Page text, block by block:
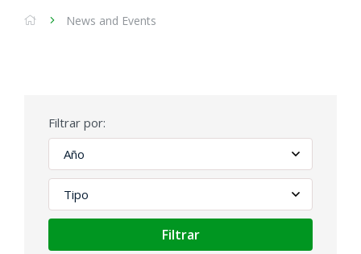
News and Events
Filtrar por:
Filtrar